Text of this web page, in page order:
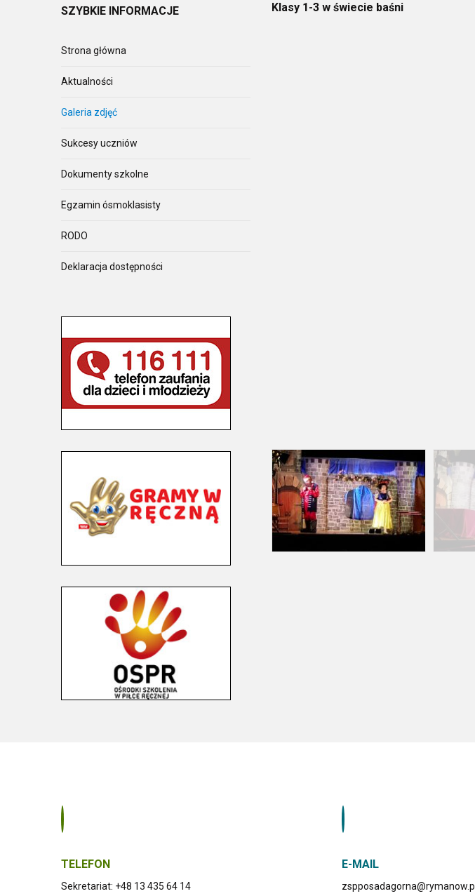
Klasy 1-3 w świecie baśni
SZYBKIE INFORMACJE
Strona główna
Aktualności
Galeria zdjęć
Sukcesy uczniów
Dokumenty szkolne
Egzamin ósmoklasisty
RODO
Deklaracja dostępności
TELEFON
Sekretariat: +48 13 435 64 14
E-MAIL
zspposadagorna@rymanow.pl